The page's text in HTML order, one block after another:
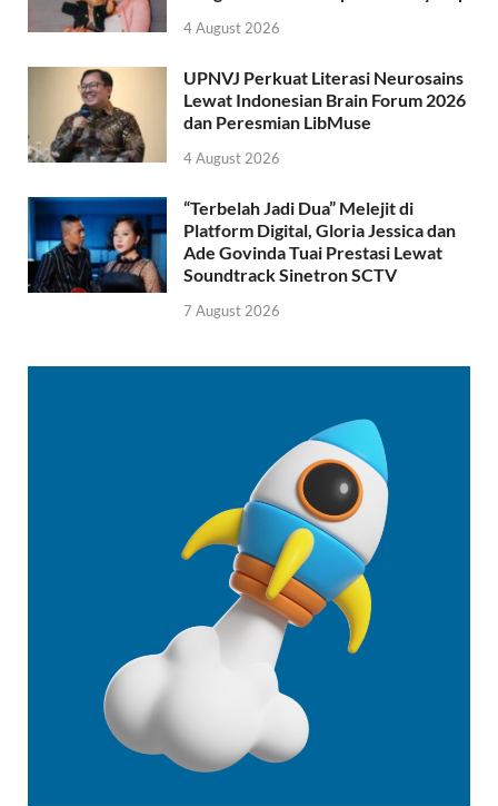
4 August 2026
UPNVJ Perkuat Literasi Neurosains
Lewat Indonesian Brain Forum 2026
dan Peresmian LibMuse
4 August 2026
“Terbelah Jadi Dua” Melejit di
Platform Digital, Gloria Jessica dan
Ade Govinda Tuai Prestasi Lewat
Soundtrack Sinetron SCTV
7 August 2026